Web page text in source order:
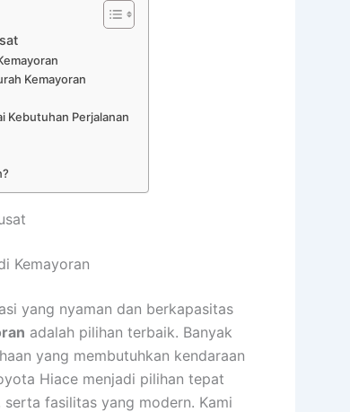
Kemayoran
Kebutuhan Perjalanan
Kemayoran
yang nyaman dan berkapasitas
adalah pilihan terbaik. Banyak
yang membutuhkan kendaraan
Hiace menjadi pilihan tepat
fasilitas yang modern. Kami